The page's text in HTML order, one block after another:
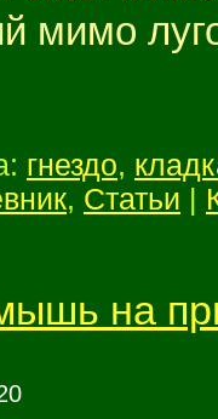
мимо
гнездо,
, Статьи
на